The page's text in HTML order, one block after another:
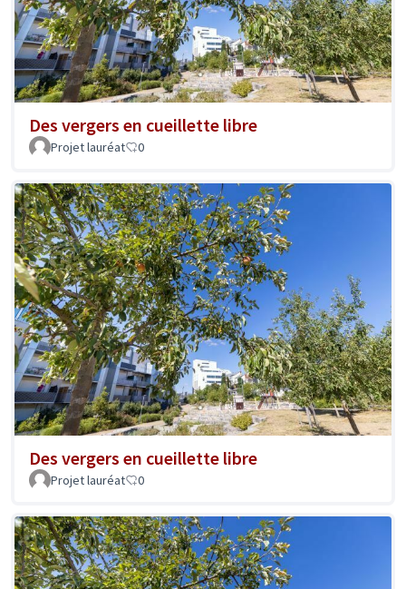
Des vergers en cueillette libre
Projet lauréat 0
Des vergers en cueillette libre
Projet lauréat 0